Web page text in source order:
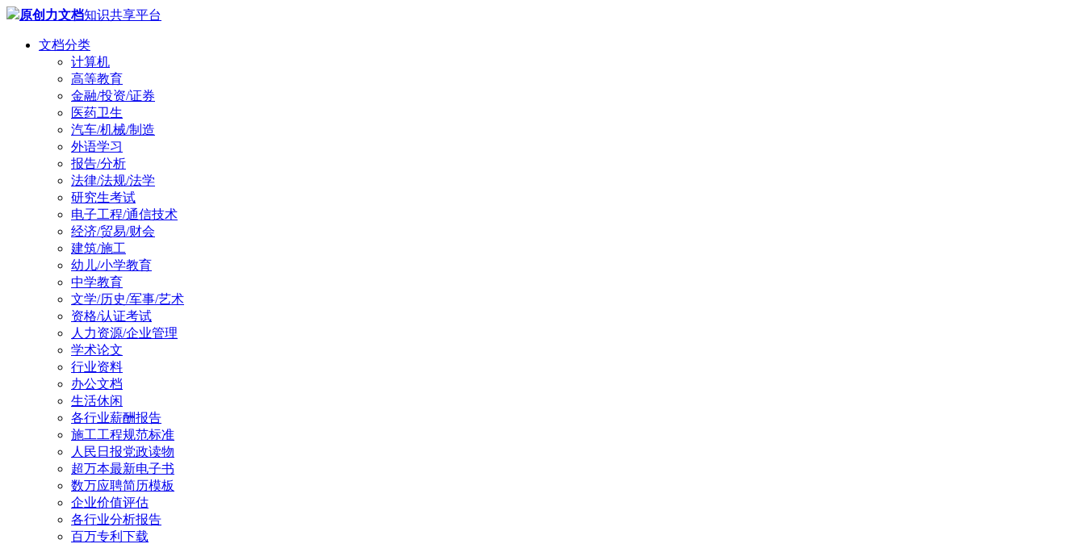
原创力文档知识共享平台
文档分类
计算机
高等教育
金融/投资/证券
医药卫生
汽车/机械/制造
外语学习
报告/分析
法律/法规/法学
研究生考试
电子工程/通信技术
经济/贸易/财会
建筑/施工
幼儿/小学教育
中学教育
文学/历史/军事/艺术
资格/认证考试
人力资源/企业管理
学术论文
行业资料
办公文档
生活休闲
各行业薪酬报告
施工工程规范标准
人民日报党政读物
超万本最新电子书
数万应聘简历模板
企业价值评估
各行业分析报告
百万专利下载